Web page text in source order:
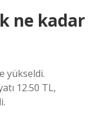
ne kadar
yükseldi.
12.50 TL,